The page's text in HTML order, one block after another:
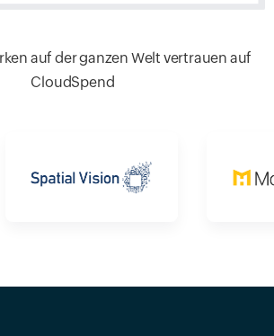
auf der ganzen Welt vertrauen auf
CloudSpend